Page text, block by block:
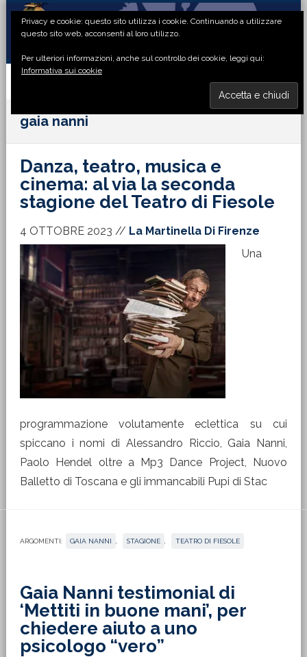
Passa
primaria
Passa
principale
Passa
laterale
Passa
di
gaia nanni
Danza, teatro, musica e
cinema: al via la seconda
stagione del Teatro di Fiesole
4 OTTOBRE 2023 // La Martinella Di Firenze
Una
programmazione volutamente eclettica su cui
spiccano i nomi di Alessandro Riccio, Gaia Nanni,
Paolo Hendel oltre a Mp3 Dance Project, Nuovo
Balletto di Toscana e gli immancabili Pupi di Stac
ARGOMENTI: GAIA NANNI STAGIONE TEATRO DI FIESOLE
Gaia Nanni testimonial di
‘Mettiti in buone mani’, per
chiedere aiuto a uno
psicologo “vero”
Privacy e cookie: questo sito utilizza i cookie. Continuando a utilizzare
questo sito web, acconsenti al loro utilizzo.
Per ulteriori informazioni, anche sul controllo dei cookie, leggi qui:
Informativa sui cookie